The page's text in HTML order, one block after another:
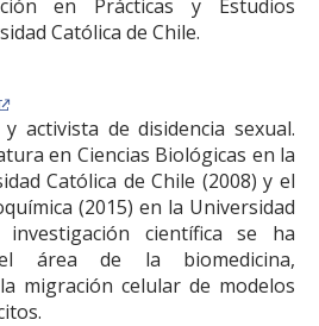
en Prácticas y Estudios
Católica de Chile.
activista de disidencia sexual.
en Ciencias Biológicas en la
Católica de Chile (2008) y el
(2015) en la Universidad
científica se ha
área de la biomedicina,
migración celular de modelos